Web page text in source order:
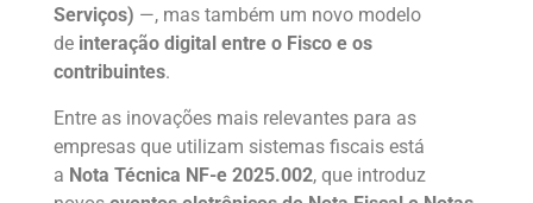
Serviços) —, mas também um novo modelo
de interação digital entre o Fisco e os
contribuintes.
Entre as inovações mais relevantes para as
empresas que utilizam sistemas fiscais está
a Nota Técnica NF-e 2025.002, que introduz